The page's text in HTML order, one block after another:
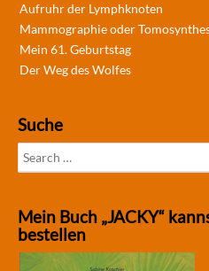
Aufruhr der Lymphknoten
Mammographie oder
Mein 61. Geburtstag
Der Weg des Wolfes
Suche
Search
for:
Mein Buch „JACKY“
bestellen